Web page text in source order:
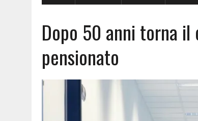
Dopo 50 anni torna
pensionato